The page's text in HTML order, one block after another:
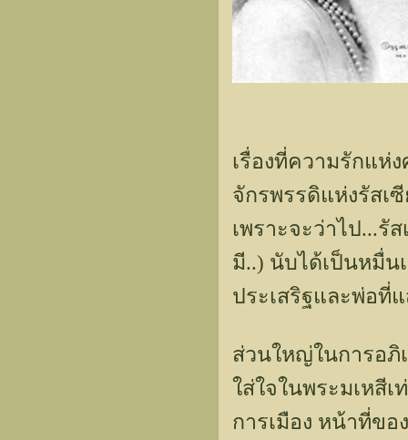
เรื่องที่ความรักแห่
จักรพรรดิแห่งรัสเ
เพราะจะว่าไป...รั
มี..) นับได้เป็นหมื่น
ประเสริฐและพ่อที่
ส่วนใหญ่ในการอภิ
ใส่ใจในพระมเหสี
การเมือง หน้าที่ข